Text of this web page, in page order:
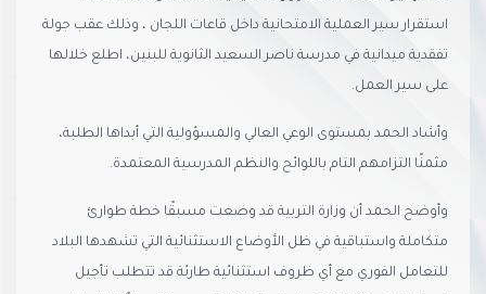
استقرار سير العملية الامتحانية داخل قاعات اللجان ، وذلك عقب جولة
تفقدية ميدانية في مدرسة ناصر السعيد الثانوية للبنين، اطلع خلالها
على سير العمل.
وأشاد الحمد بمستوى الوعي العالي والمسؤولية التي أبداها الطلبة،
مثمنًا التزامهم التام باللوائح والنظم المدرسية المعتمدة.
وأوضح الحمد أن وزارة التربية قد وضعت مسبقًا خطة طوارئ
متكاملة واستباقية في ظل الأوضاع الاستثنائية التي تشهدها البلاد
للتعامل الفوري مع أي ظروف استثنائية طارئة قد تتطلب تأجيل